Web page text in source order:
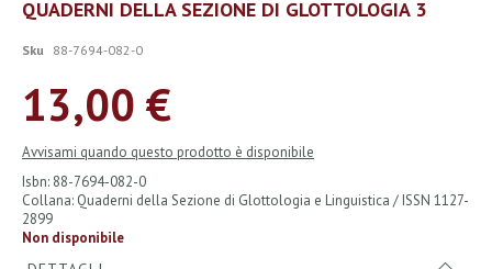
Vai
all'inizio
galleria
immagini
QUADERNI DELLA SEZIONE DI GLOTTOLOGIA 3
Sku 88-7694-082-0
13,00 €
Avvisami quando questo prodotto è disponibile
Isbn: 88-7694-082-0
Collana: Quaderni della Sezione di Glottologia e Linguistica / ISSN 1127-
2899
Non disponibile